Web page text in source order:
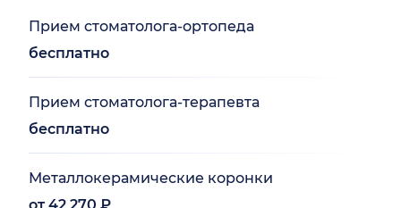
Прием стоматолога-ортопеда
бесплатно
Прием стоматолога-терапевта
бесплатно
Металлокерамические коронки